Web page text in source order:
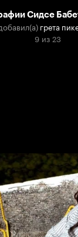
Сидсе
грета
9 из 23